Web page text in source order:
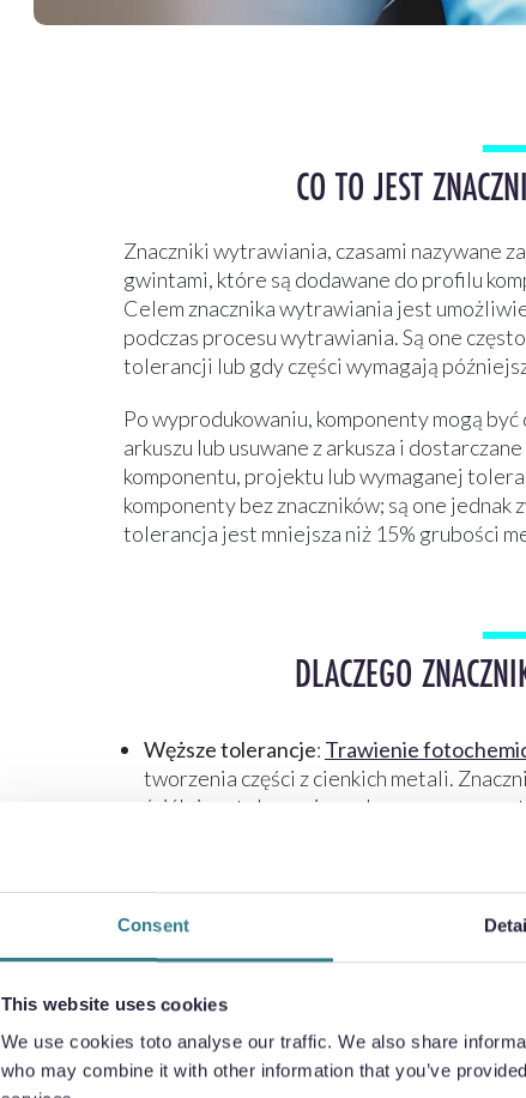
Consent
This website uses cookies
We use cookies toto analyse our traffic. We also share
who may combine it with other information that you’ve
CO TO JEST
Znaczniki wytrawiania, czasami nazywane
gwintami, które są dodawane do profilu
Celem znacznika wytrawiania jest
podczas procesu wytrawiania. Są one
tolerancji lub gdy części wymagają
Po wyprodukowaniu, komponenty mogą
arkuszu lub usuwane z arkusza i
komponentu, projektu lub wymaganej
komponenty bez znaczników; są one jednak
tolerancja jest mniejsza niż 15% grubości
DLACZEGO
Węższe tolerancje: Trawienie
tworzenia części z cienkich metali.
ściślejszą tolerancję podczas procesu
wytrawiające, które zapobiegają ich
folii) lub ocieraniu się o siebie i
Do późniejszego montażu
komponentów z arkusza przed wysyłką,
bezpośrednio dostarczane do klientów.
zamówień, które wymagają późniejszego